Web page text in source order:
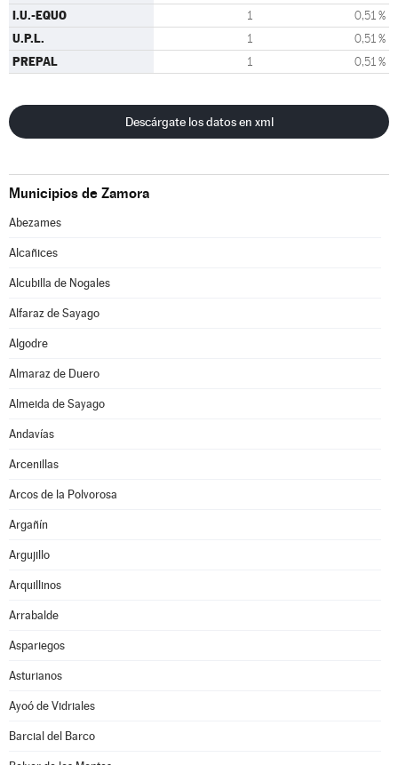
I.U.-EQUO 1 0,51 %
U.P.L. 1 0,51 %
PREPAL 1 0,51 %
Descárgate los datos en xml
Municipios de Zamora
Abezames
Alcañices
Alcubilla de Nogales
Alfaraz de Sayago
Algodre
Almaraz de Duero
Almeida de Sayago
Andavías
Arcenillas
Arcos de la Polvorosa
Argañín
Argujillo
Arquillinos
Arrabalde
Aspariegos
Asturianos
Ayoó de Vidriales
Barcial del Barco